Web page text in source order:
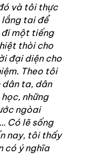
và tôi thực
lắng tai để
đi một tiếng
thòi cho
đại diện cho
Theo tôi
dân ta, dân
những
ngòai
Có lẽ sống
nay, tôi thấy
có ý nghĩa